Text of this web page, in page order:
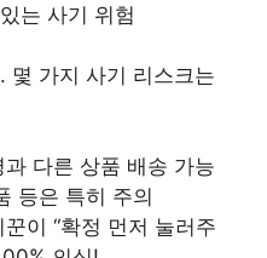
는 사기 위험
몇 가지 사기 리스크는
다른 상품 배송 가능
등은 특히 주의
이 “확정 먼저 눌러주